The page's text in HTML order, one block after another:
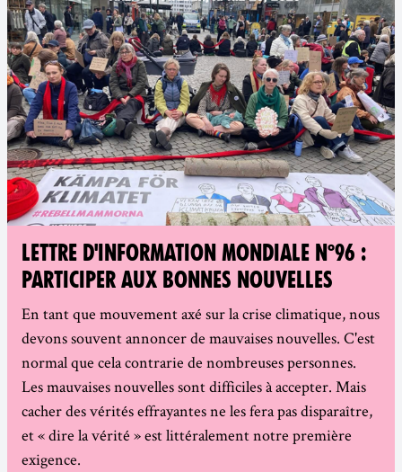
LETTRE D'INFORMATION MONDIALE N°96 :
PARTICIPER AUX BONNES NOUVELLES
En tant que mouvement axé sur la crise climatique, nous
devons souvent annoncer de mauvaises nouvelles. C'est
normal que cela contrarie de nombreuses personnes.
Les mauvaises nouvelles sont difficiles à accepter. Mais
cacher des vérités effrayantes ne les fera pas disparaître,
et « dire la vérité » est littéralement notre première
exigence.